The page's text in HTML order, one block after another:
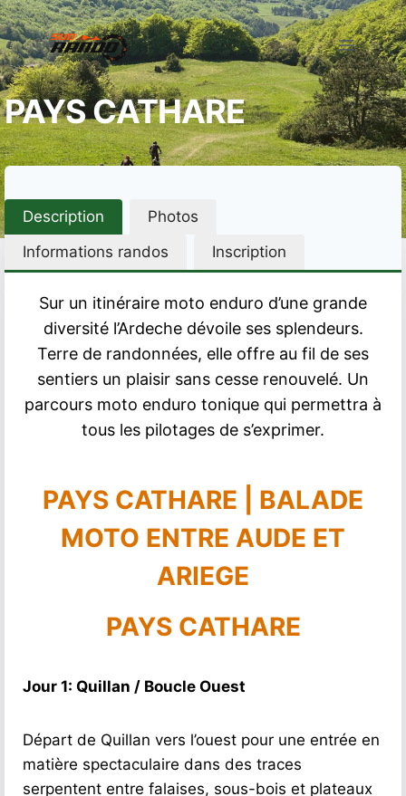
Aller
au
contenu
PAYS CATHARE
Description
Photos
Informations randos
Inscription
Sur un itinéraire moto enduro d’une grande
diversité l’Ardeche dévoile ses splendeurs.
Terre de randonnées, elle offre au fil de ses
sentiers un plaisir sans cesse renouvelé. Un
parcours moto enduro tonique qui permettra à
tous les pilotages de s’exprimer.
PAYS CATHARE | BALADE
MOTO ENTRE AUDE ET
ARIEGE
PAYS CATHARE
Jour 1: Quillan / Boucle Ouest
Départ de Quillan vers l’ouest pour une entrée en
matière spectaculaire dans des traces
serpentent entre falaises, sous-bois et plateaux